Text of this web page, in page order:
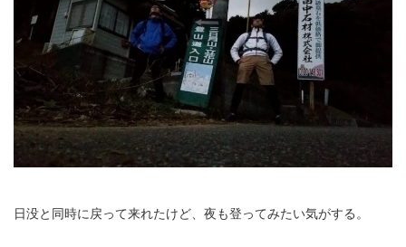
日没と同時に戻って来れたけど、夜も登ってみたい気がする。